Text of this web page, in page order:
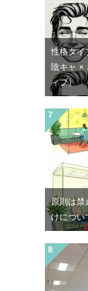
性格タイ
陰キャ ×
ィブ）
原則は禁
けについ